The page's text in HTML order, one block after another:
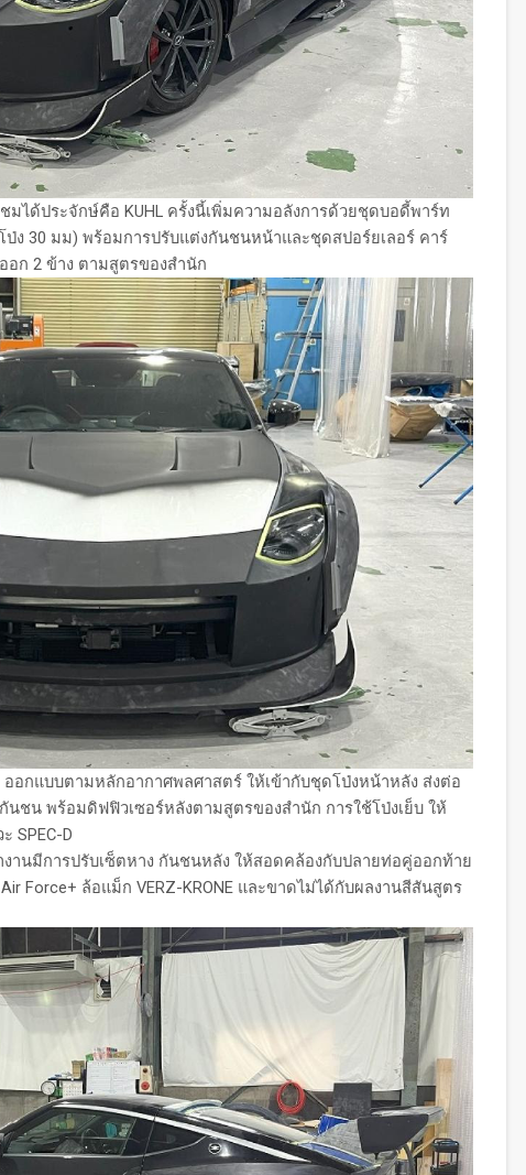
ได้ประจักษ์คือ KUHL ครั้งนี้เพิ่มความอลังการด้วยชุดบอดี้พาร์ท
ง 30 มม) พร้อมการปรับแต่งกันชนหน้าและชุดสปอร์ยเลอร์ คาร์
อก 2 ข้าง ตามสูตรของสำนัก
กแบบตามหลักอากาศพลศาสตร์ ให้เข้ากับชุดโป่งหน้าหลัง ส่งต่อ
นชน พร้อมดิฟฟิวเซอร์หลังตามสูตรของสำนัก การใช้โป่งเย็บ ให้
SPEC-D
านมีการปรับเซ็ตหาง กันชนหลัง ให้สอดคล้องกับปลายท่อคู่ออกท้าย
Force+ ล้อแม็ก VERZ-KRONE และขาดไม่ได้กับผลงานสีสันสูตร